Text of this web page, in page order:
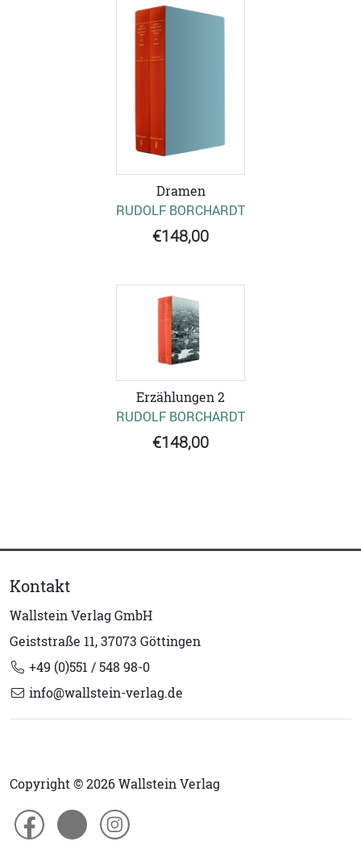
Dramen
RUDOLF BORCHARDT
€148,00
Erzählungen 2
RUDOLF BORCHARDT
€148,00
Kontakt
Wallstein Verlag GmbH
Geiststraße 11, 37073 Göttingen
+49 (0)551 / 548 98-0
info@wallstein-verlag.de
Copyright © 2026 Wallstein Verlag